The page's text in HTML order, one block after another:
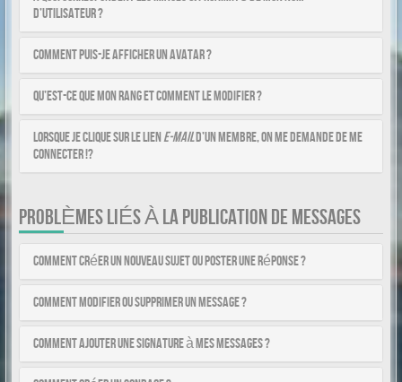
d’utilisateur ?
Comment puis-je afficher un avatar ?
Qu’est-ce que mon rang et comment le modifier ?
Lorsque je clique sur le liene-maild’un membre, on me demande de me
connecter !?
PROBLÈMES LIÉS À LA PUBLICATION DE MESSAGES
Comment créer un nouveau sujet ou poster une réponse ?
Comment modifier ou supprimer un message ?
Comment ajouter une signature à mes messages ?